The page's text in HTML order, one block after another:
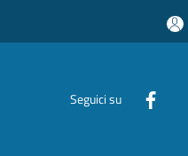
Seguici su